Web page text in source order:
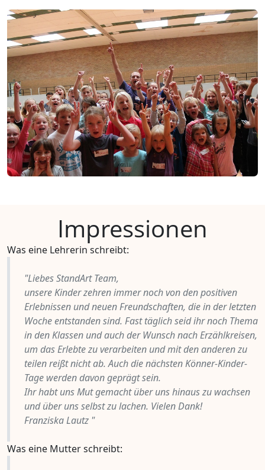
Impressionen
Was eine Lehrerin schreibt:
"Liebes StandArt Team,
unsere Kinder zehren immer noch von den positiven
Erlebnissen und neuen Freundschaften, die in der letzten
Woche entstanden sind. Fast täglich seid ihr noch Thema
in den Klassen und auch der Wunsch nach Erzählkreisen,
um das Erlebte zu verarbeiten und mit den anderen zu
teilen reißt nicht ab. Auch die nächsten Könner-Kinder-
Tage werden davon geprägt sein.
Ihr habt uns Mut gemacht über uns hinaus zu wachsen
und über uns selbst zu lachen. Vielen Dank!
Franziska Lautz "
Was eine Mutter schreibt: